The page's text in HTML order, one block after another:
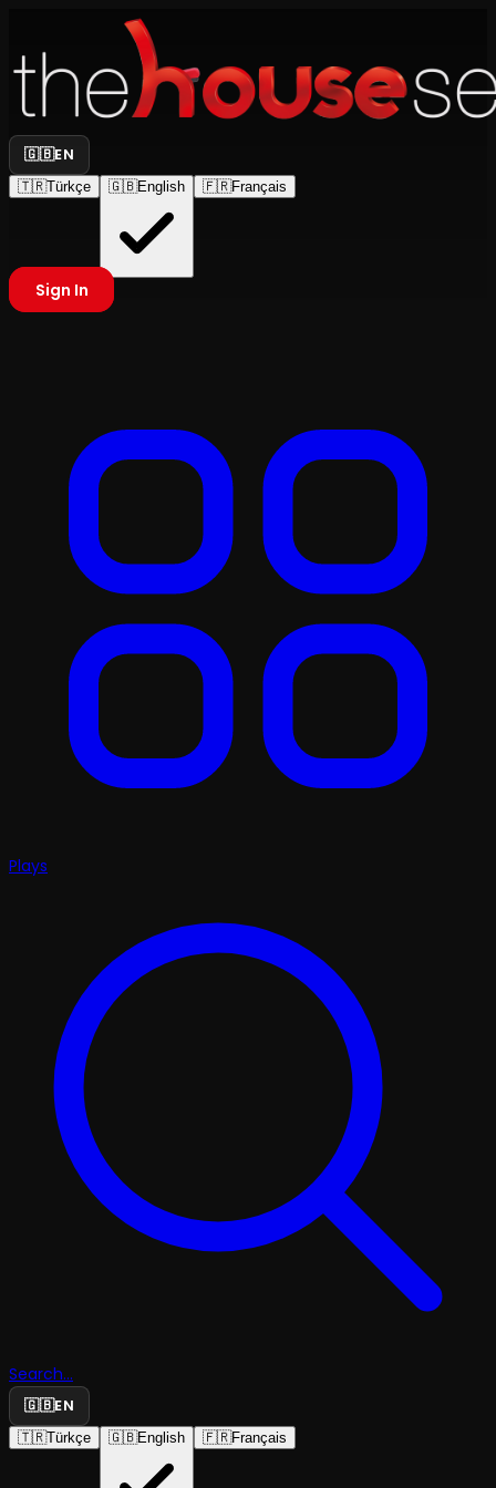
🇬🇧EN
🇹🇷Türkçe 🇬🇧English 🇫🇷Français
Sign In
Plays
Search...
🇬🇧EN
🇹🇷Türkçe 🇬🇧English 🇫🇷Français